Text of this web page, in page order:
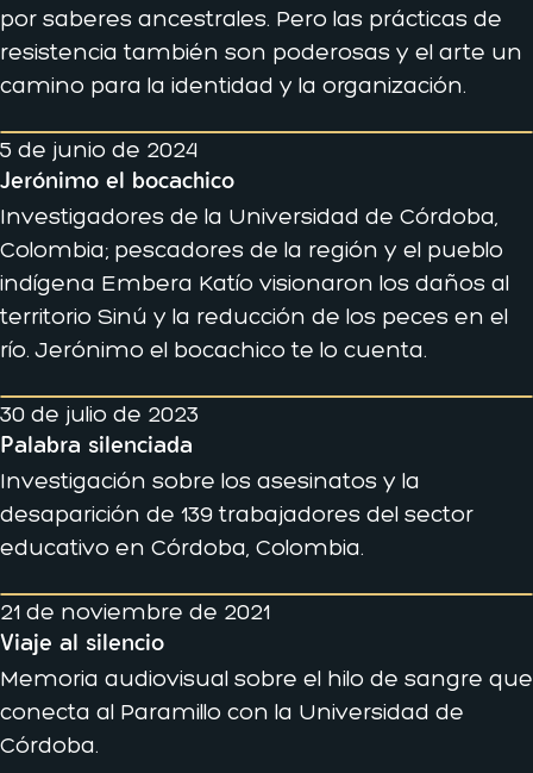
por saberes ancestrales. Pero las prácticas de
resistencia también son poderosas y el arte un
camino para la identidad y la organización.
5 de junio de 2024
Jerónimo el bocachico
Investigadores de la Universidad de Córdoba,
Colombia; pescadores de la región y el pueblo
indígena Embera Katío visionaron los daños al
territorio Sinú y la reducción de los peces en el
río. Jerónimo el bocachico te lo cuenta.
30 de julio de 2023
Palabra silenciada
Investigación sobre los asesinatos y la
desaparición de 139 trabajadores del sector
educativo en Córdoba, Colombia.
21 de noviembre de 2021
Viaje al silencio
Memoria audiovisual sobre el hilo de sangre que
conecta al Paramillo con la Universidad de
Córdoba.